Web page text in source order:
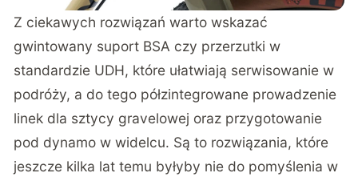
Z ciekawych rozwiązań warto wskazać
gwintowany suport BSA czy przerzutki w
standardzie UDH, które ułatwiają serwisowanie w
podróży, a do tego półzintegrowane prowadzenie
linek dla sztycy gravelowej oraz przygotowanie
pod dynamo w widelcu. Są to rozwiązania, które
jeszcze kilka lat temu byłyby nie do pomyślenia w